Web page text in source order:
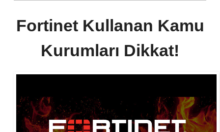
Fortinet Kullanan Kamu
Kurumları Dikkat!